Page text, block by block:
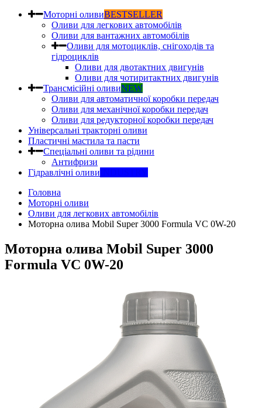
Моторні оливиBESTSELLER
Оливи для легкових автомобілів
Оливи для вантажних автомобілів
Оливи для мотоциклів, снігоходів та
гідроциклів
Оливи для двотактних двигунів
Оливи для чотиритактних двигунів
Трансмісійні оливиNEW
Оливи для автоматичної коробки передач
Оливи для механічної коробки передач
Оливи для редукторної коробки передач
Універсальні тракторні оливи
Пластичні мастила та пасти
Спеціальні оливи та рідини
Антифризи
Гідравлічні оливи
Головна
Моторні оливи
Оливи для легкових автомобілів
Моторна олива Mobil Super 3000 Formula VC 0W-20
Моторна олива Mobil Super 3000
Formula VC 0W-20